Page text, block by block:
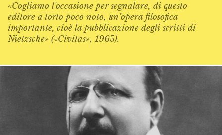
«Cogliamo l’occasione per segnalare, di questo
editore a torto poco noto, un’opera filosofica
importante, cioè la pubblicazione degli scritti di
Nietzsche» («Civitas», 1965).